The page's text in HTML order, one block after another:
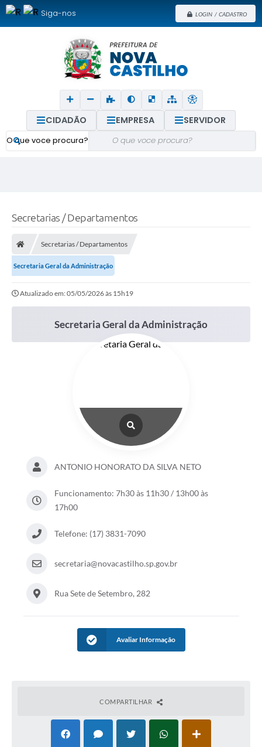
LOGIN / CADASTRO
O que voce procura?
Siga-nos
CIDADÃO EMPRESA SERVIDOR
Secretarias / Departamentos
Secretarias / Departamentos
Secretaria Geral da Administração
Atualizado em: 05/05/2026 às 15h19
Secretaria Geral da Administração
ANTONIO HONORATO DA SILVA NETO
Funcionamento: 7h30 às 11h30 / 13h00 às
17h00
Telefone: (17) 3831-7090
secretaria@novacastilho.sp.gov.br
Rua Sete de Setembro, 282
Avaliar Informação
COMPARTILHAR